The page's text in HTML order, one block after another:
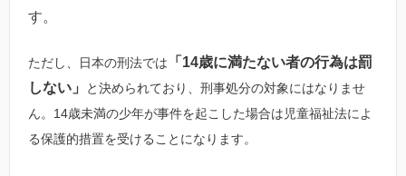
す。
ただし、日本の刑法では 「 14歳に満たない者の行為は罰
しない 」
と決められており、刑事処分の対象にはなりませ
ん。14歳未満の少年が事件を起こした場合は児童福祉法によ
る保護的措置を受けることになります。